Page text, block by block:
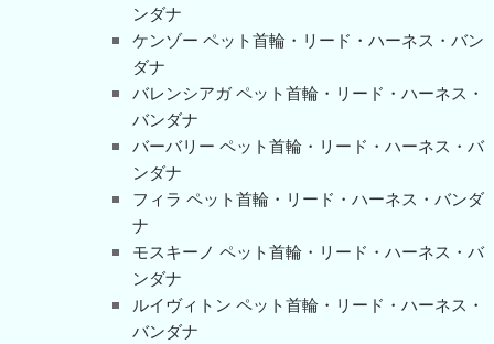
ンダナ
ケンゾー ペット首輪・リード・ハーネス・バン
ダナ
バレンシアガ ペット首輪・リード・ハーネス・
バンダナ
バーバリー ペット首輪・リード・ハーネス・バ
ンダナ
フィラ ペット首輪・リード・ハーネス・バンダ
ナ
モスキーノ ペット首輪・リード・ハーネス・バ
ンダナ
ルイヴィトン ペット首輪・リード・ハーネス・
バンダナ